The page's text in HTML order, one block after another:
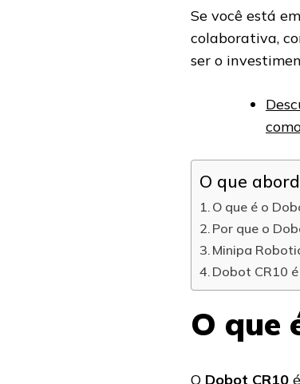
Se você está
colaborativa,
ser o
O que
O que é o
Por que o
Minipa
Dobot CR10
O que
O Dobot CR10